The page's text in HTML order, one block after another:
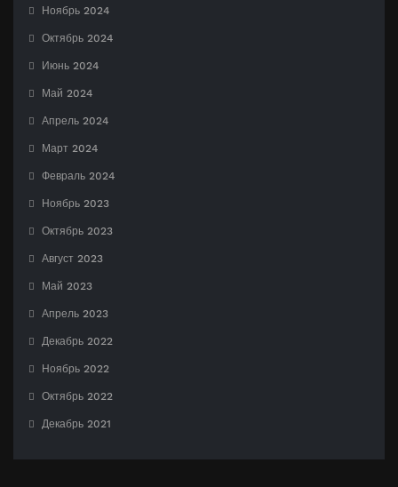
Ноябрь 2024
Октябрь 2024
Июнь 2024
Май 2024
Апрель 2024
Март 2024
Февраль 2024
Ноябрь 2023
Октябрь 2023
Август 2023
Май 2023
Апрель 2023
Декабрь 2022
Ноябрь 2022
Октябрь 2022
Декабрь 2021